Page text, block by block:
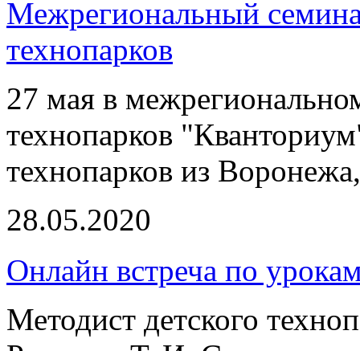
Межрегиональный
технопарков
27 мая в
технопарков
технопарков из
28.05.2020
Онлайн встреча по
Методист детского